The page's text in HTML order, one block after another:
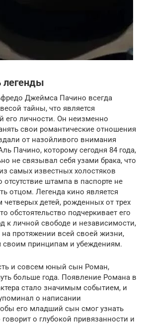
легенды
Джеймса Пачино всегда
тайны, что является
его личности. Он неизменно
свои романтические отношения
от назойливого внимания
Пачино, которому сегодня 84 года,
не связывал себя узами брака, что
самых известных холостяков
отсутствие штампа в паспорте не
отцом. Легенда кино является
детей, рожденных от трех
обстоятельство подчеркивает его
к личной свободе и независимости,
протяжении всей своей жизни,
своим принципам и убеждениям.
и совсем юный сын Роман,
больше года. Появление Романа в
стало значимым событием, и
о написании
его младший сын смог узнать
о глубокой привязанности и